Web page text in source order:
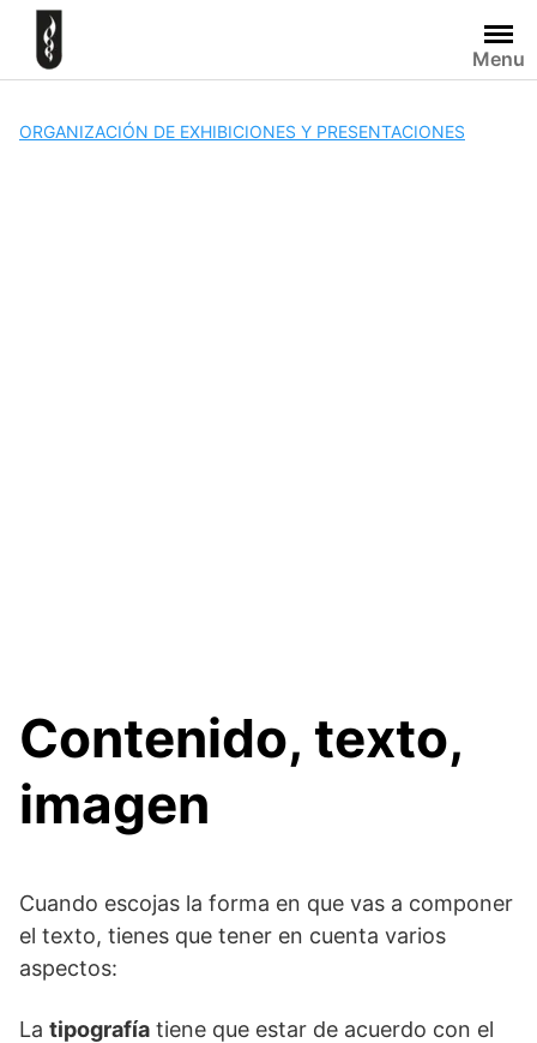
Skip
content
Menu
ORGANIZACIÓN DE EXHIBICIONES Y PRESENTACIONES
Contenido, texto,
imagen
Cuando escojas la forma en que vas a componer
el texto, tienes que tener en cuenta varios
aspectos:
La tipografía tiene que estar de acuerdo con el